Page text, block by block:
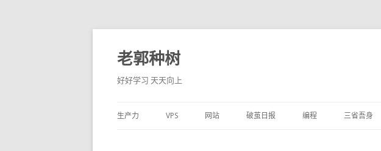
老郭种树
好好学习 天天向上
生产力 VPS 网站 破茧日报 编程 三省吾身